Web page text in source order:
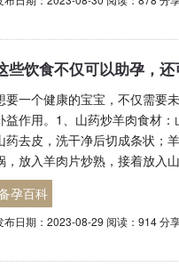
些饮食不仅可以助孕，
要一个健康的宝宝，不仅需要
益作用。1、山药炒羊肉食材
药去皮，洗干净后切成条状；
，放入羊肉片炒熟，接着放入
孕百科
布日期：2023-08-29 阅读：914 分